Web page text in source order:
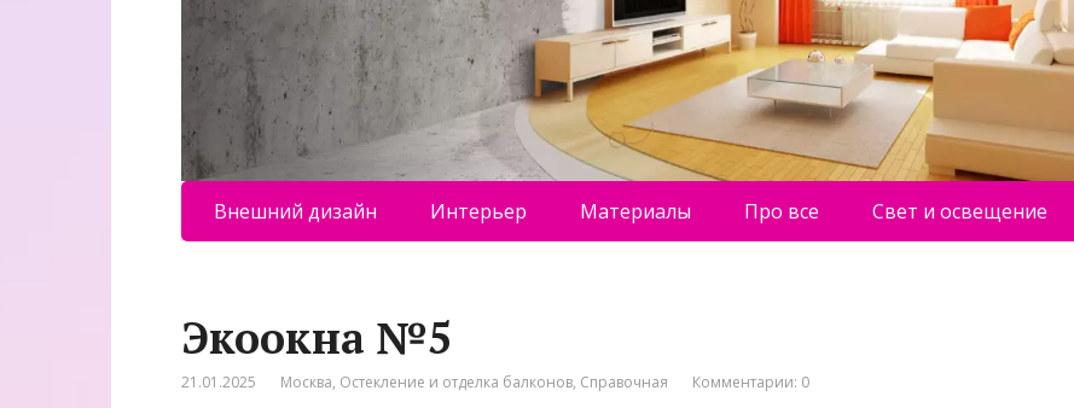
Внешний дизайн Интерьер Материалы Про все Свет и освещение
Экоокна №5
21.01.2025 Москва, Остекление и отделка балконов, Справочная Комментарии: 0